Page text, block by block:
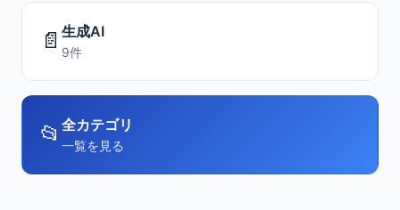
📄 生成AI
9件
📂 全カテゴリ
一覧を見る